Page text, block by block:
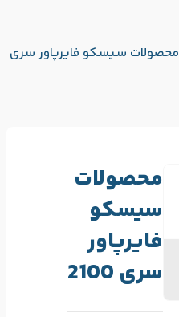
محصولات سیسکو فایرپاور سری
محصولات
سیسکو
فایرپاور
سری 2100